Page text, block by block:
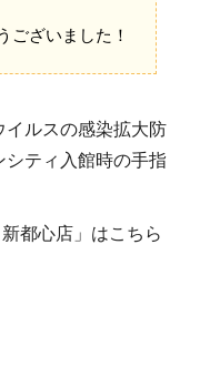
ございました！
イルスの感染拡大防
ティ入館時の手指
都心店」はこちら